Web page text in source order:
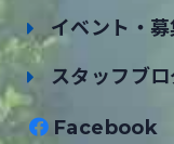
イベント・
スタッフブロ
Facebook